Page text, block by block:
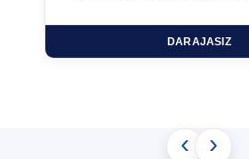
DARAJASIZ
‹ ›